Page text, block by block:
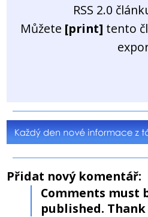
RSS 2.0
Můžete [print] tento
Přidat nový komentář:
Comments must
published. Thank